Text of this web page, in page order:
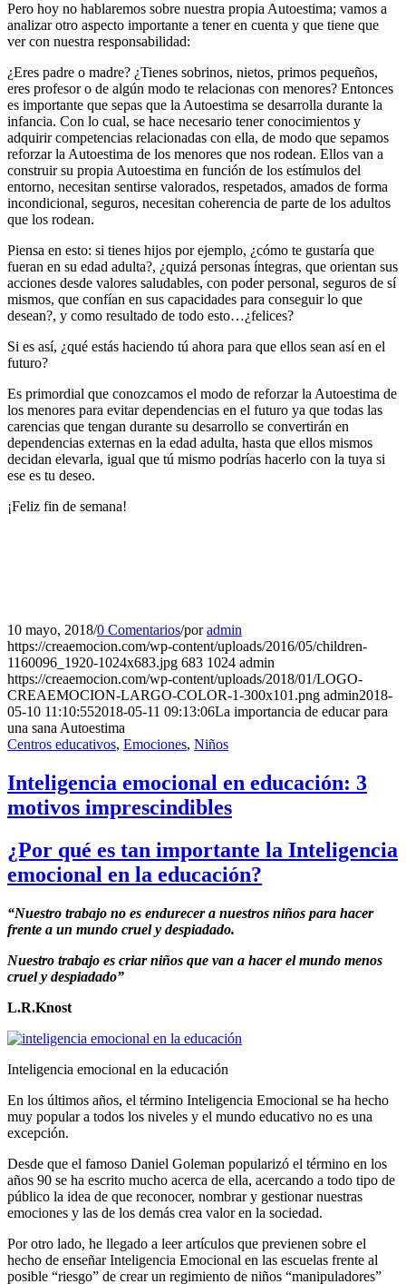
Pero hoy no hablaremos sobre nuestra propia Autoestima; vamos a
analizar otro aspecto importante a tener en cuenta y que tiene que
ver con nuestra responsabilidad:
¿Eres padre o madre? ¿Tienes sobrinos, nietos, primos pequeños,
eres profesor o de algún modo te relacionas con menores? Entonces
es importante que sepas que la Autoestima se desarrolla durante la
infancia. Con lo cual, se hace necesario tener conocimientos y
adquirir competencias relacionadas con ella, de modo que sepamos
reforzar la Autoestima de los menores que nos rodean. Ellos van a
construir su propia Autoestima en función de los estímulos del
entorno, necesitan sentirse valorados, respetados, amados de forma
incondicional, seguros, necesitan coherencia de parte de los adultos
que los rodean.
Piensa en esto: si tienes hijos por ejemplo, ¿cómo te gustaría que
fueran en su edad adulta?, ¿quizá personas íntegras, que orientan sus
acciones desde valores saludables, con poder personal, seguros de sí
mismos, que confían en sus capacidades para conseguir lo que
desean?, y como resultado de todo esto…¿felices?
Si es así, ¿qué estás haciendo tú ahora para que ellos sean así en el
futuro?
Es primordial que conozcamos el modo de reforzar la Autoestima de
los menores para evitar dependencias en el futuro ya que todas las
carencias que tengan durante su desarrollo se convertirán en
dependencias externas en la edad adulta, hasta que ellos mismos
decidan elevarla, igual que tú mismo podrías hacerlo con la tuya si
ese es tu deseo.
¡Feliz fin de semana!
10 mayo, 2018/0 Comentarios/poradmin
https://creaemocion.com/wp-content/uploads/2016/05/children-
1160096_1920-1024x683.jpg 683 1024 admin
https://creaemocion.com/wp-content/uploads/2018/01/LOGO-
CREAEMOCION-LARGO-COLOR-1-300x101.png admin2018-
05-10 11:10:552018-05-11 09:13:06La importancia de educar para
una sana Autoestima
Centros educativos, Emociones, Niños
Inteligencia emocional en educación: 3
motivos imprescindibles
¿Por qué es tan importante la Inteligencia
emocional en la educación?
“Nuestro trabajo no es endurecer a nuestros niños para hacer
frente a un mundo cruel y despiadado.
Nuestro trabajo es criar niños que van a hacer el mundo menos
cruel y despiadado”
L.R.Knost
Inteligencia emocional en la educación
En los últimos años, el término Inteligencia Emocional se ha hecho
muy popular a todos los niveles y el mundo educativo no es una
excepción.
Desde que el famoso Daniel Goleman popularizó el término en los
años 90 se ha escrito mucho acerca de ella, acercando a todo tipo de
público la idea de que reconocer, nombrar y gestionar nuestras
emociones y las de los demás crea valor en la sociedad.
Por otro lado, he llegado a leer artículos que previenen sobre el
hecho de enseñar Inteligencia Emocional en las escuelas frente al
posible “riesgo” de crear un regimiento de niños “manipuladores”